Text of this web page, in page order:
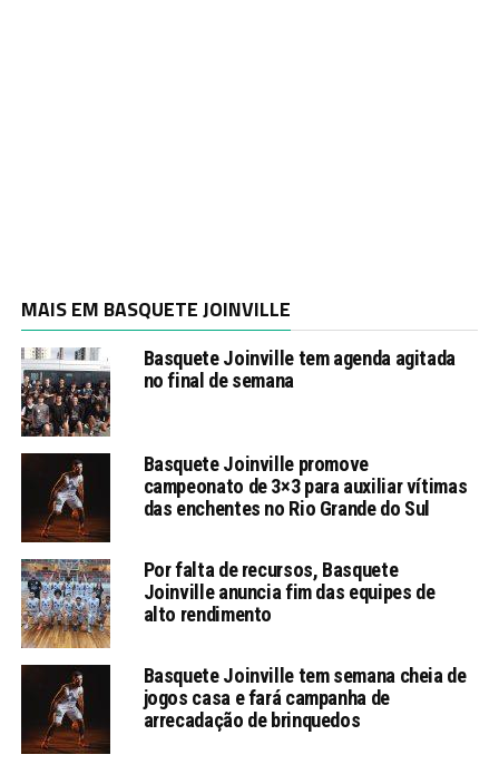
MAIS EM BASQUETE JOINVILLE
Basquete Joinville tem agenda agitada
no final de semana
Basquete Joinville promove
campeonato de 3×3 para auxiliar vítimas
das enchentes no Rio Grande do Sul
Por falta de recursos, Basquete
Joinville anuncia fim das equipes de
alto rendimento
Basquete Joinville tem semana cheia de
jogos casa e fará campanha de
arrecadação de brinquedos